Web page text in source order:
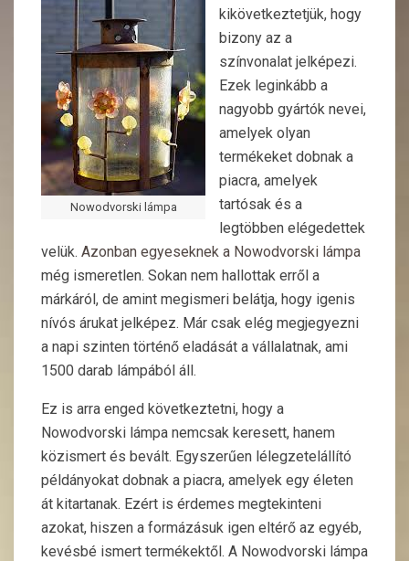
Nowodvorski lámpa
kikövetkeztetjük, hogy
bizony az a
színvonalat jelképezi.
Ezek leginkább a
nagyobb gyártók nevei,
amelyek olyan
termékeket dobnak a
piacra, amelyek
tartósak és a
legtöbben elégedettek
velük. Azonban egyeseknek a Nowodvorski lámpa
még ismeretlen. Sokan nem hallottak erről a
márkáról, de amint megismeri belátja, hogy igenis
nívós árukat jelképez. Már csak elég megjegyezni
a napi szinten történő eladását a vállalatnak, ami
1500 darab lámpából áll.
Ez is arra enged következtetni, hogy a
Nowodvorski lámpa nemcsak keresett, hanem
közismert és bevált. Egyszerűen lélegzetelállító
példányokat dobnak a piacra, amelyek egy életen
át kitartanak. Ezért is érdemes megtekinteni
azokat, hiszen a formázásuk igen eltérő az egyéb,
kevésbé ismert termékektől. A Nowodvorski lámpa